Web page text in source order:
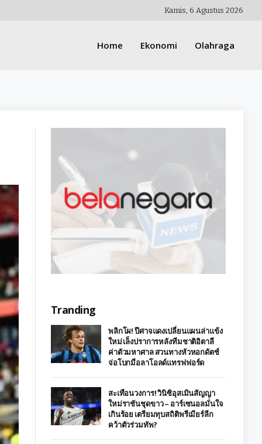
Kamis, 6 Agustus 2026
Home Ekonomi Olahraga
Tranding
พลิกโผ! ปีศาจแดงเปลี่ยนแผนล่าแข้ง
ใหม่ เล็งปราการหลังทีมชาติอิตาลี
ค่าตัวมหาศาล สวนทางหัวหอกดัตช์
จ่อโบกมือลาโอลด์แทรฟฟอร์ด
สะเทือนวงการ! วินิซิอุสเมินสัญญา
ใหม่ราชันชุดขาว – อาร์เซนอลมั่นใจ
เกินร้อย เตรียมทุบสถิติพรีเมียร์ลีก
คว้าตัวร่วมทัพ?